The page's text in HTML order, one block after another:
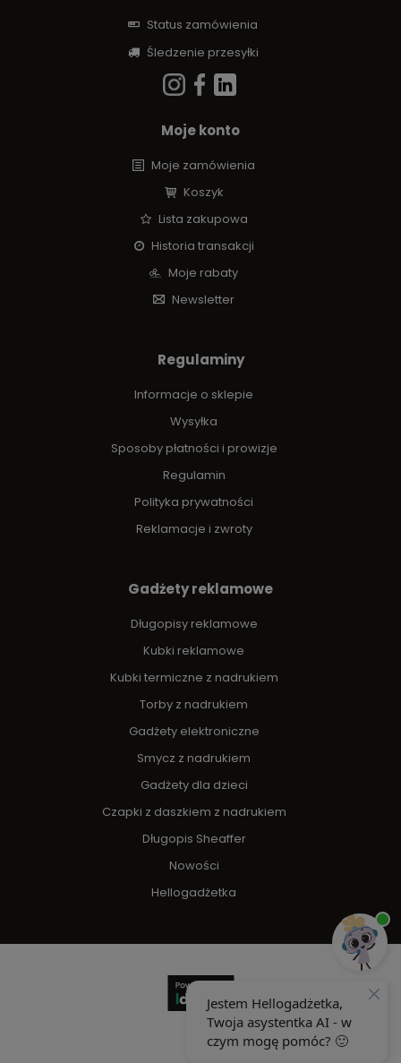
Status zamówienia
Śledzenie przesyłki
Moje konto
Moje zamówienia
Koszyk
Lista zakupowa
Historia transakcji
Moje rabaty
Newsletter
Regulaminy
Informacje o sklepie
Wysyłka
Sposoby płatności i prowizje
Regulamin
Polityka prywatności
Reklamacje i zwroty
Gadżety reklamowe
Długopisy reklamowe
Kubki reklamowe
Kubki termiczne z nadrukiem
Torby z nadrukiem
Gadżety elektroniczne
Smycz z nadrukiem
Gadżety dla dzieci
Czapki z daszkiem z nadrukiem
Długopis Sheaffer
Nowości
Hellogadżetka